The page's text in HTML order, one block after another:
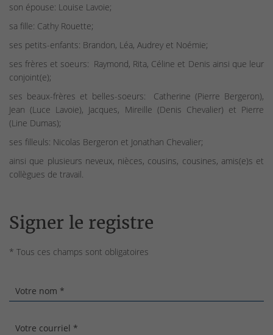
son épouse: Louise Lavoie;
sa fille: Cathy Rouette;
ses petits-enfants: Brandon, Léa, Audrey et Noémie;
ses frères et soeurs: Raymond, Rita, Céline et Denis ainsi que leur
conjoint(e);
ses beaux-frères et belles-soeurs: Catherine (Pierre Bergeron),
Jean (Luce Lavoie), Jacques, Mireille (Denis Chevalier) et Pierre
(Line Dumas);
ses filleuls: Nicolas Bergeron et Jonathan Chevalier;
ainsi que plusieurs neveux, nièces, cousins, cousines, amis(e)s et
collègues de travail.
Signer le registre
* Tous ces champs sont obligatoires
Votre nom *
Votre courriel *